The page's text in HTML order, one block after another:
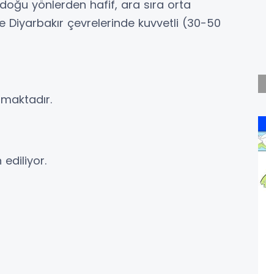
yönlerden hafif, ara sıra orta
Diyarbakır çevrelerinde kuvvetli (30-50
ediliyor.